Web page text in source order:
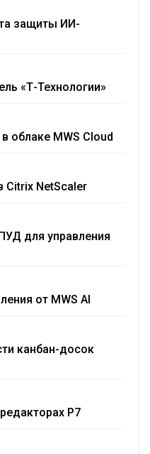
защиты ИИ-
«Т-Технологии»
облаке MWS Cloud
Citrix NetScaler
для управления
от MWS AI
канбан-досок
Р7